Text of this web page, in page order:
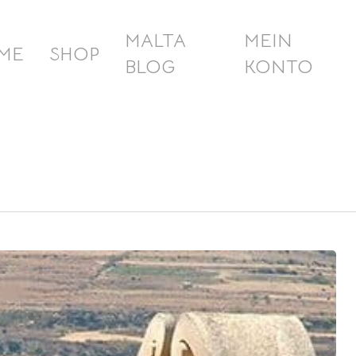
SHOP
MALTA
BLOG
MEIN
KONTO